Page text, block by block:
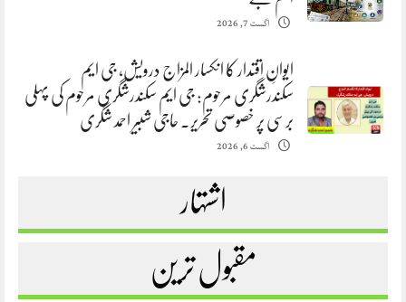
اگست 7, 2026
ایوانِ اقتدار کا انکسار المزاج درویش، جی ایم
سکندرشگری مرحوم: جی ایم سکندرشگری مرحوم کی پہلی
برسی پر خصوصی تحریر. حاجی شبیر احمد شگری
اگست 6, 2026
اشتہار
مقبول ترین